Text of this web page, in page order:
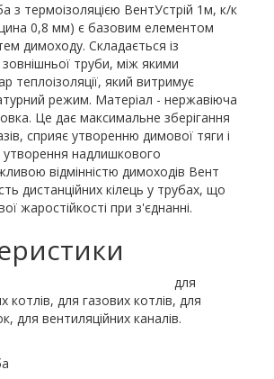
з термоізоляцією ВентУстрій 1м, к/к
0,8 мм) є базовим елементом
димоходу. Складається із
труби, між якими
теплоізоляції, який витримує
режим. Матеріал - нержавіюча
Це дає максимальне зберігання
сприяє утворенню димової тяги і
надлишкового
відмінністю димоходів Вент
дистанційних кілець у трубах, що
жаростійкості при з'єднанні.
для
котлів, для газових котлів, для
для вентиляційних каналів.